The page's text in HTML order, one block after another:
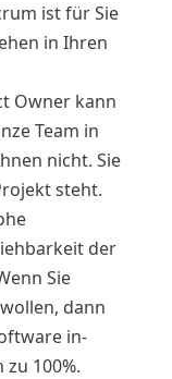
ist für Sie
in Ihren
Owner kann
Team in
nicht. Sie
steht.
der
Sie
dann
in-
zu 100%.